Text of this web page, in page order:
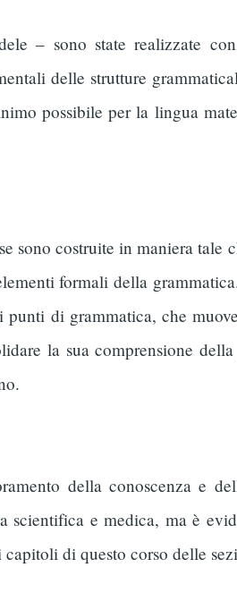
– sono state realizzate
delle strutture
possibile per la lingua
sono costruite in maniera tale
formali della
di grammatica, che
la sua comprensione
della conoscenza e
scientifica e medica, ma è
di questo corso delle